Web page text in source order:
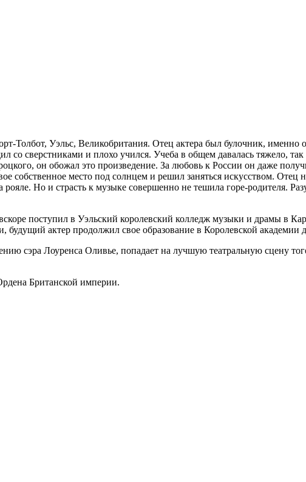
Толбот, Уэльс, Великобритания. Отец актера был булочник, именно
сверстниками и плохо учился. Учеба в общем давалась тяжело,
он обожал это произведение. За любовь к России он даже
собственное место под солнцем и решил заняться искусством.
Но и страсть к музыке совершенно не тешила горе-родителя.
поступил в Уэльский королевский колледж музыки и драмы в
актер продолжил свое образование в Королевской академии
сэра Лоуренса Оливье, попадает на лучшую театральную сцену
Британской империи.